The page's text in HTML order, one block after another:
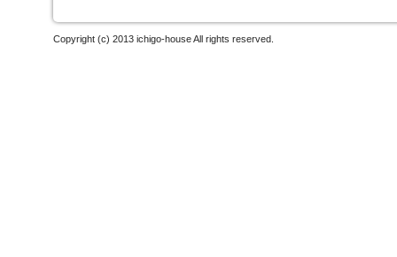
Copyright (c) 2013 ichigo-house All rights reserved.